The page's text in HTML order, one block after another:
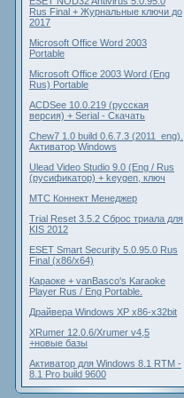
Rus Final + Журнальные ключи до
2017
Microsoft Office Word 2003
Portable
Microsoft Office 2003 Word (Eng
Rus) Portable
ACDSee 10.0.219 (русская
версия) + Serial - Скачать
Chew7 1.0 build 0.6.7.3 (2011_eng).
Активатор Windows
Ulead Video Studio 9.0 (Eng / Rus
(русификатор) + keygen, ключ
МТС Коннект Менеджер
Trial Reset 3.5.2 Сброс триала для
KIS 2012
ESET Smart Security 5.0.95.0 Rus
Final (x86/x64)
Караоке + vanBasco's Karaoke
Player Rus / Eng Portable.
Драйвера Windows XP x86-x32bit
XRumer 12.0.6/Xrumer v4,5
+новые базы
Активатор для Windows 8.1 RTM -
8.1 Pro build 9600